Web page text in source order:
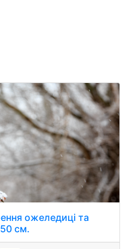
ожеледиці та
см.